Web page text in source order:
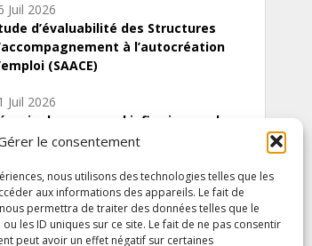
le consentement
nous utilisons des technologies telles que les
aux informations des appareils. Le fait de
permettra de traiter des données telles que le
les ID uniques sur ce site. Le fait de ne pas consentir
peut avoir un effet négatif sur certaines
Juil 2026
d’évaluabilité des Structures
à l’autocréation
(SAACE)
Juil 2026
du personnel infirmier :quels
d’offre de soins pour
Inscrivez-vous à notre newsletter